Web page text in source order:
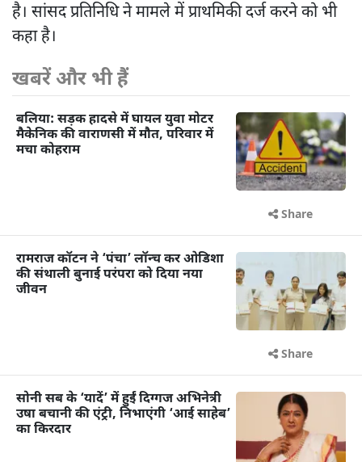
है। सांसद प्रतिनिधि ने मामले में प्राथमिकी दर्ज करने को भी
कहा है।
खबरें और भी हैं
बलिया: सड़क हादसे में घायल युवा मोटर
मैकेनिक की वाराणसी में मौत, परिवार में
मचा कोहराम
Share
रामराज कॉटन ने ‘पंचा’ लॉन्च कर ओडिशा
की संथाली बुनाई परंपरा को दिया नया
जीवन
Share
सोनी सब के ‘यादें’ में हुईं दिग्गज अभिनेत्री
उषा बचानी की एंट्री, निभाएंगी ‘आई साहेब’
का किरदार